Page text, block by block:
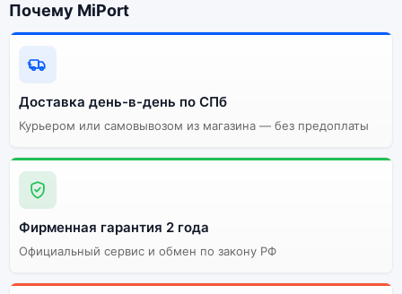
Почему MiPort
Доставка день-в-день по СПб
Курьером или самовывозом из магазина — без предоплаты
Фирменная гарантия 2 года
Официальный сервис и обмен по закону РФ